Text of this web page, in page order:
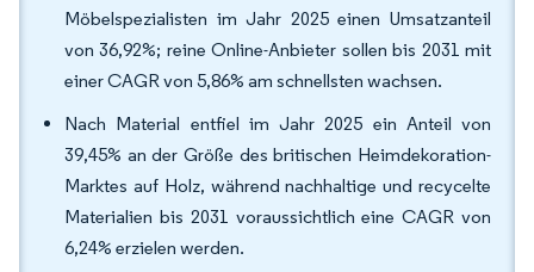
Möbelspezialisten im Jahr 2025 einen Umsatzanteil
von 36,92%; reine Online-Anbieter sollen bis 2031 mit
einer CAGR von 5,86% am schnellsten wachsen.
Nach Material entfiel im Jahr 2025 ein Anteil von
39,45% an der Größe des britischen Heimdekoration-
Marktes auf Holz, während nachhaltige und recycelte
Materialien bis 2031 voraussichtlich eine CAGR von
6,24% erzielen werden.